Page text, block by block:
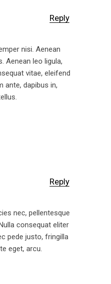
Reply
nisi. Aenean
Aenean leo ligula,
vitae, eleifend
ante, dapibus in,
Reply
nec, pellentesque
consequat eliter
pede justo, fringilla
eget, arcu.